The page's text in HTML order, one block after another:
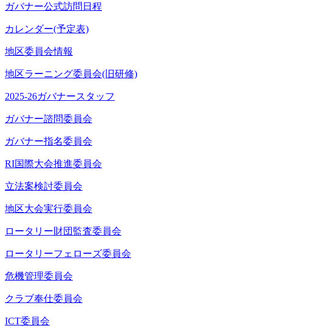
ガバナー公式訪問日程
カレンダー(予定表)
地区委員会情報
地区ラーニング委員会(旧研修)
2025-26ガバナースタッフ
ガバナー諮問委員会
ガバナー指名委員会
RI国際大会推進委員会
立法案検討委員会
地区大会実行委員会
ロータリー財団監査委員会
ロータリーフェローズ委員会
危機管理委員会
クラブ奉仕委員会
ICT委員会